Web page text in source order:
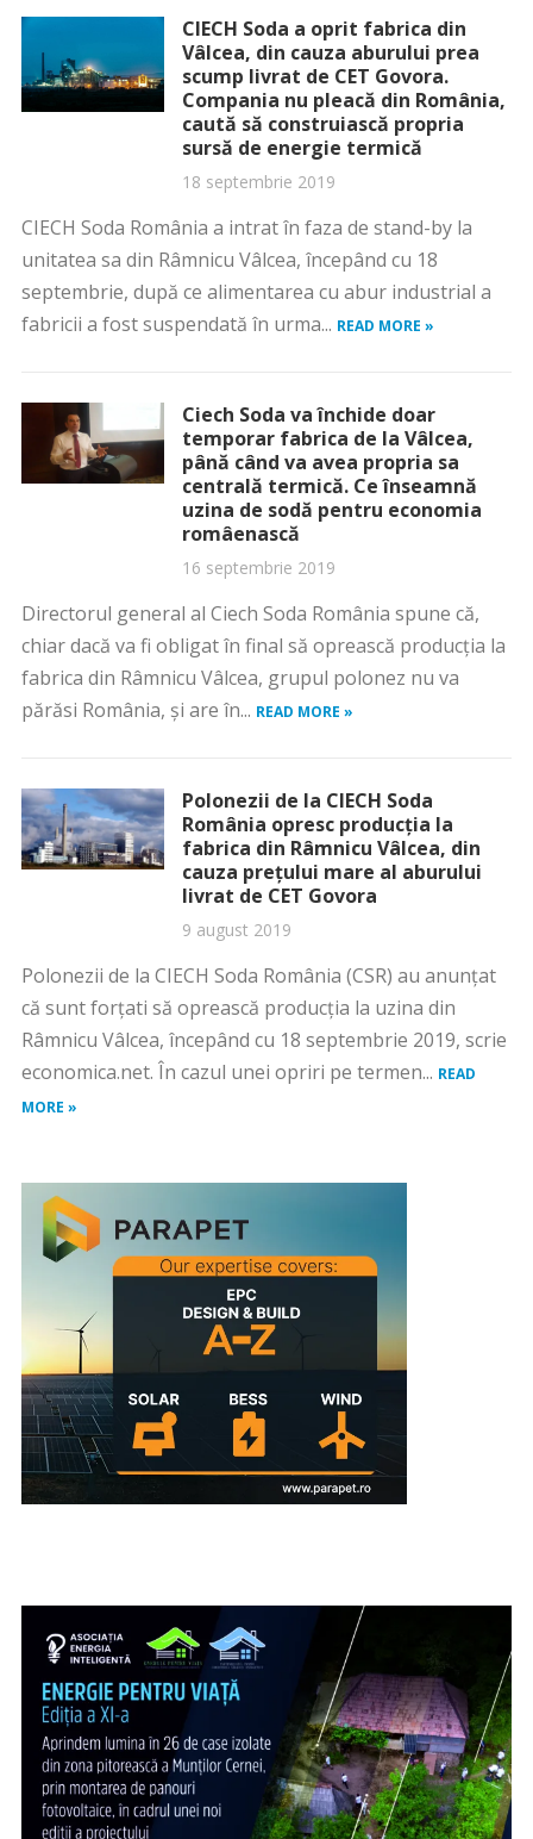
CIECH Soda a oprit fabrica din
Vâlcea, din cauza aburului prea
scump livrat de CET Govora.
Compania nu pleacă din România,
caută să construiască propria
sursă de energie termică
18 septembrie 2019
CIECH Soda România a intrat în faza de stand-by la
unitatea sa din Râmnicu Vâlcea, începând cu 18
septembrie, după ce alimentarea cu abur industrial a
fabricii a fost suspendată în urma... READ MORE »
Ciech Soda va închide doar
temporar fabrica de la Vâlcea,
până când va avea propria sa
centrală termică. Ce înseamnă
uzina de sodă pentru economia
româenască
16 septembrie 2019
Directorul general al Ciech Soda România spune că,
chiar dacă va fi obligat în final să oprească producția la
fabrica din Râmnicu Vâlcea, grupul polonez nu va
părăsi România, și are în... READ MORE »
Polonezii de la CIECH Soda
România opresc producţia la
fabrica din Râmnicu Vâlcea, din
cauza prețului mare al aburului
livrat de CET Govora
9 august 2019
Polonezii de la CIECH Soda România (CSR) au anunțat
că sunt forțati să oprească producția la uzina din
Râmnicu Vâlcea, începând cu 18 septembrie 2019, scrie
economica.net. În cazul unei opriri pe termen... READ
MORE »